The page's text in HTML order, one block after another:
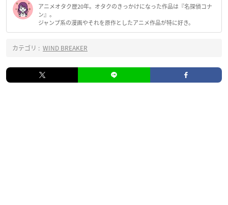
アニメオタク歴20年。オタクのきっかけになった作品は『名探偵コナ
ン』。
ジャンプ系の漫画やそれを原作としたアニメ作品が特に好き。
カテゴリ : WIND BREAKER